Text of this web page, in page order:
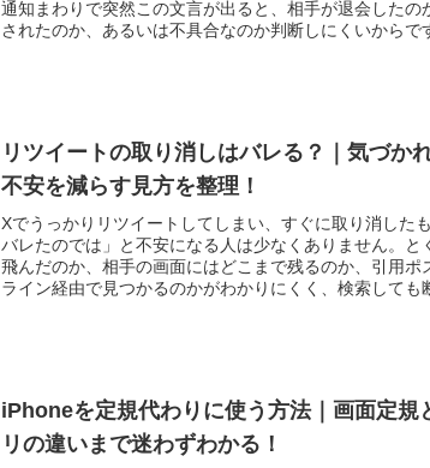
通知まわりで突然この文言が出ると、相手が退会したの
されたのか、あるいは不具合なのか判断しにくいからで
リツイートの取り消しはバレる？｜気づか
不安を減らす見方を整理！
Xでうっかりリツイートしてしまい、すぐに取り消した
バレたのでは」と不安になる人は少なくありません。と
飛んだのか、相手の画面にはどこまで残るのか、引用ポ
ライン経由で見つかるのかがわかりにくく、検索しても
iPhoneを定規代わりに使う方法｜画面定規
リの違いまで迷わずわかる！